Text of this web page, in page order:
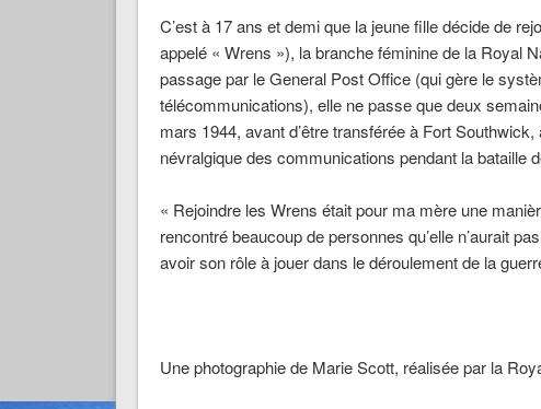
C’est à 17 ans et demi que la jeune fille décide de
appelé « Wrens »), la branche féminine de la Royal
passage par le General Post Office (qui gère le
télécommunications), elle ne passe que deux
mars 1944, avant d’être transférée à Fort
névralgique des communications pendant la bataille
« Rejoindre les Wrens était pour ma mère une
rencontré beaucoup de personnes qu’elle n’aurait
avoir son rôle à jouer dans le déroulement de la
Une photographie de Marie Scott, réalisée par la